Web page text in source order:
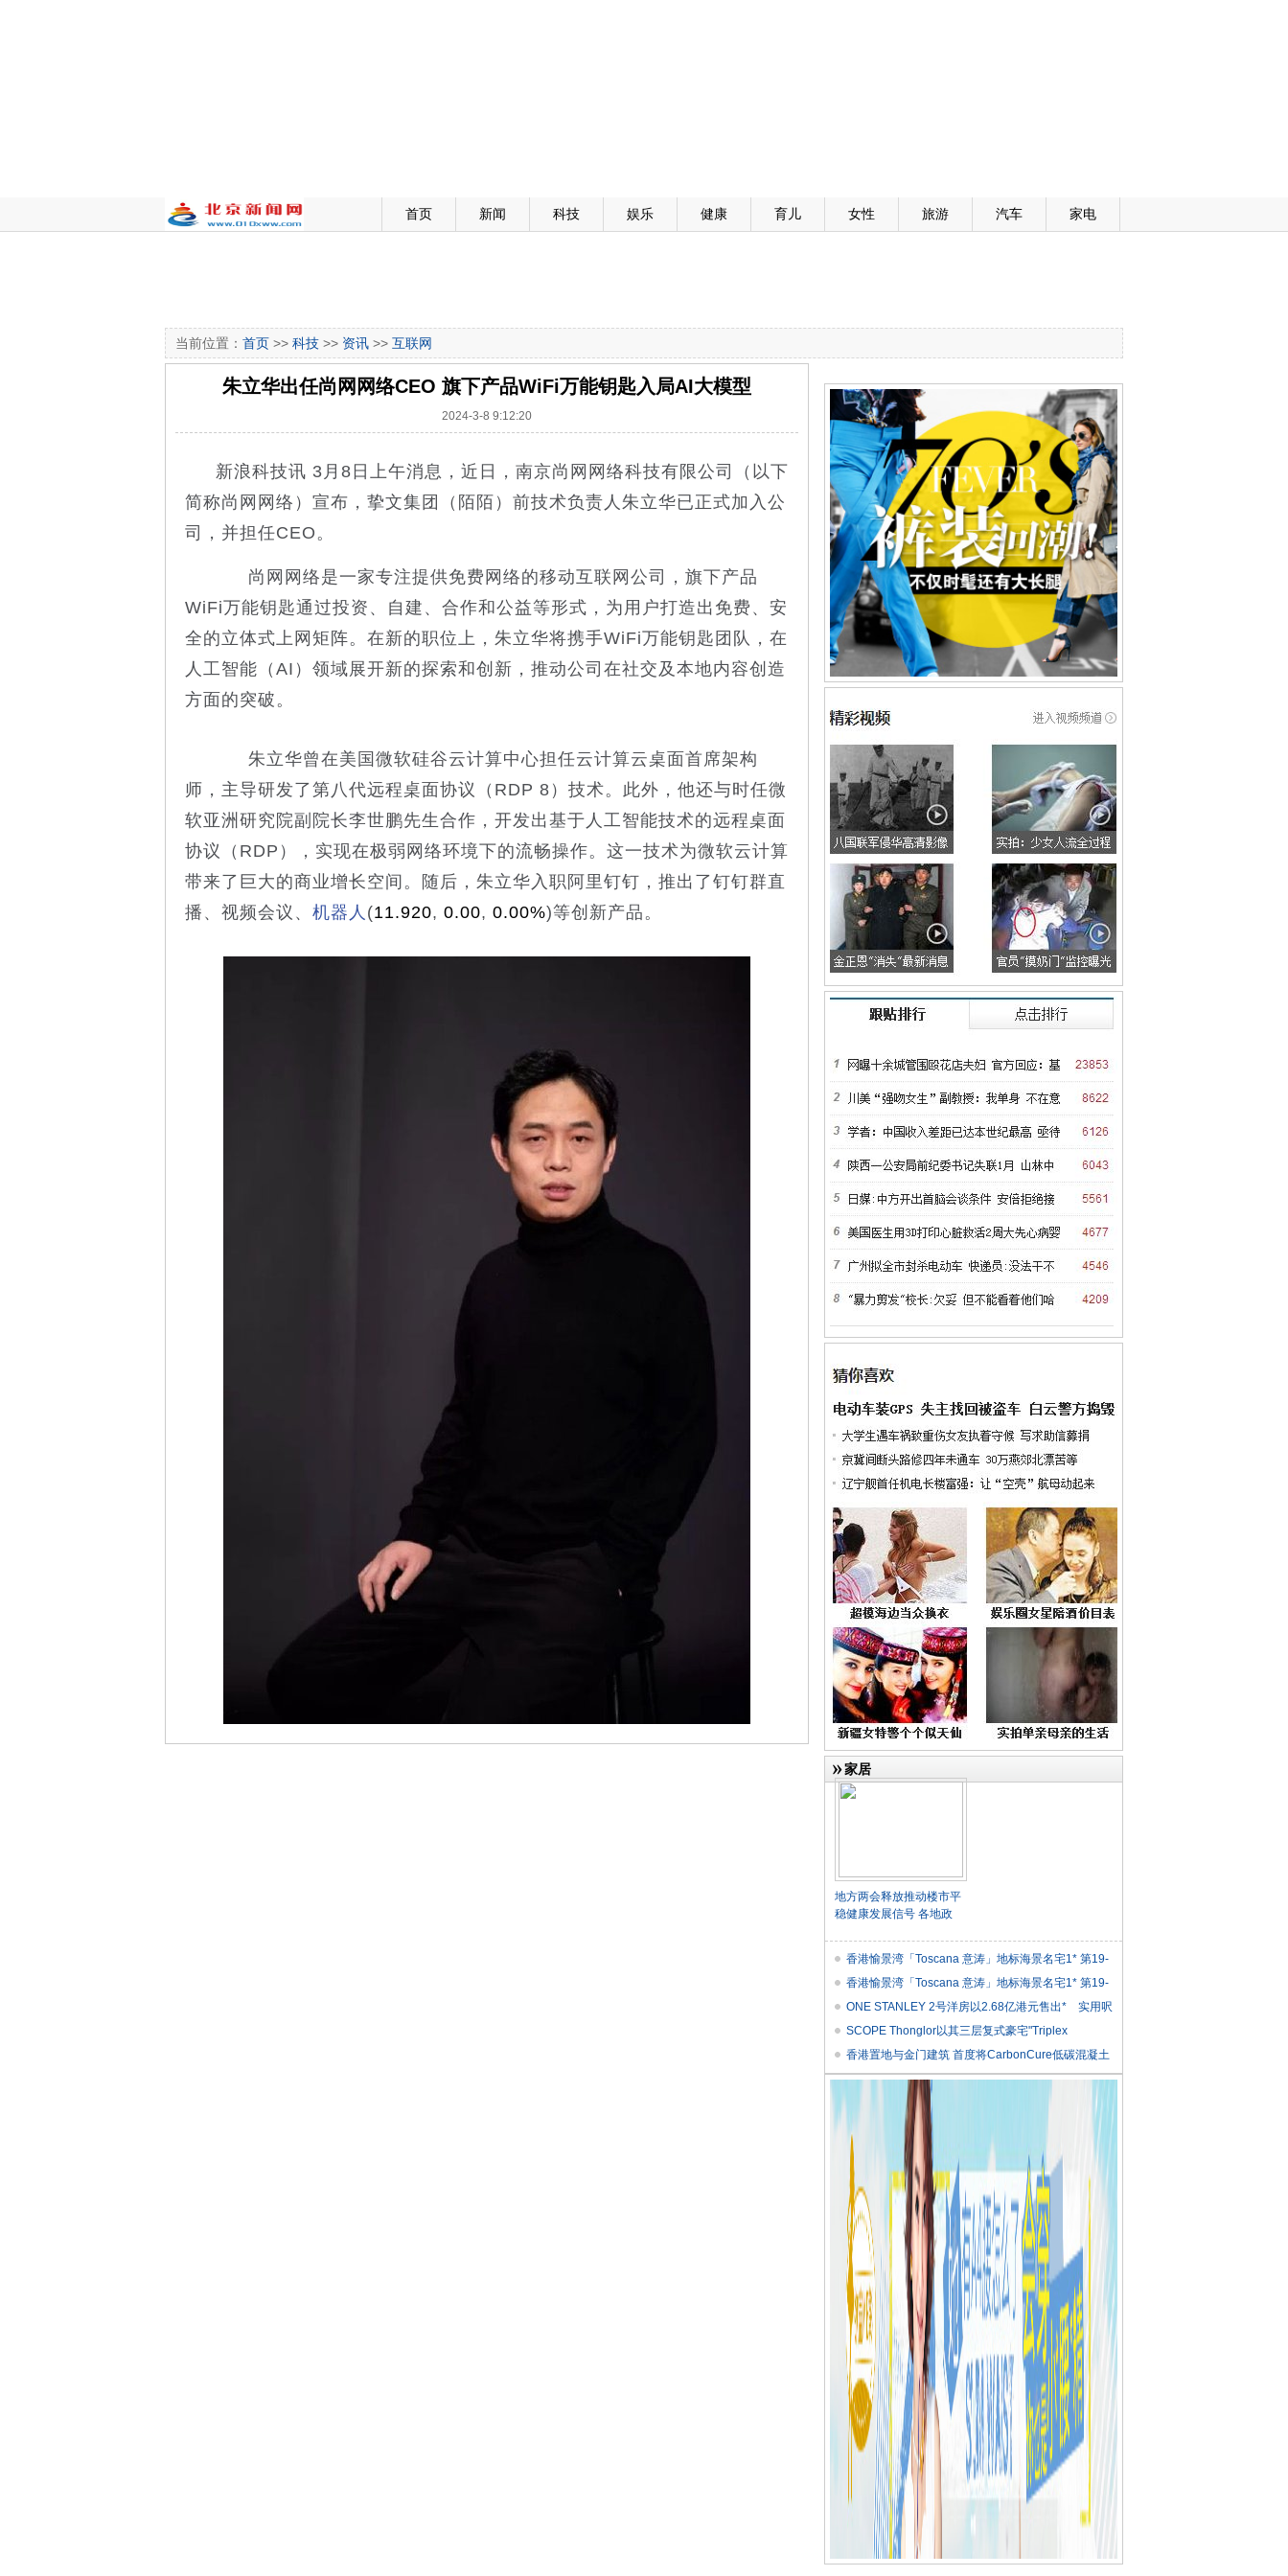
首页 新闻 科技 娱乐 健康 育儿 女性 旅游 汽车 家电
当前位置： 首页 >> 科技 >> 资讯 >> 互联网
朱立华出任尚网网络CEO 旗下产品WiFi万能钥匙入局AI大模型
2024-3-8 9:12:20
新浪科技讯 3月8日上午消息，近日，南京尚网网络科技有限公司（以下
简称尚网网络）宣布，挚文集团（陌陌）前技术负责人朱立华已正式加入公
司，并担任CEO。
尚网网络是一家专注提供免费网络的移动互联网公司，旗下产品
WiFi万能钥匙通过投资、自建、合作和公益等形式，为用户打造出免费、安
全的立体式上网矩阵。在新的职位上，朱立华将携手WiFi万能钥匙团队，在
人工智能（AI）领域展开新的探索和创新，推动公司在社交及本地内容创造
方面的突破。
朱立华曾在美国微软硅谷云计算中心担任云计算云桌面首席架构
师，主导研发了第八代远程桌面协议（RDP 8）技术。此外，他还与时任微
软亚洲研究院副院长李世鹏先生合作，开发出基于人工智能技术的远程桌面
协议（RDP），实现在极弱网络环境下的流畅操作。这一技术为微软云计算
带来了巨大的商业增长空间。随后，朱立华入职阿里钉钉，推出了钉钉群直
播、视频会议、 机器人 (11.920, 0.00, 0.00%)等创新产品。
家居
地方两会释放推动楼市平
稳健康发展信号 各地政
香港愉景湾「Toscana 意涛」地标海景名宅1* 第19-
香港愉景湾「Toscana 意涛」地标海景名宅1* 第19-
ONE STANLEY 2号洋房以2.68亿港元售出* 实用呎
价 SCOPE Thonglor以其三层复式豪宅"Triplex
Residen
香港置地与金门建筑 首度将CarbonCure低碳混凝土